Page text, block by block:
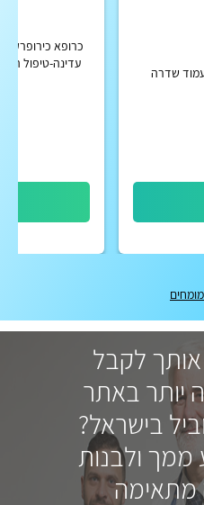
עמוד שדרה
כרופא כירופרקט
עדינה-טיפול
אותך לקבל
יותר באתר
בישראל?
ולבנות
מתאימה